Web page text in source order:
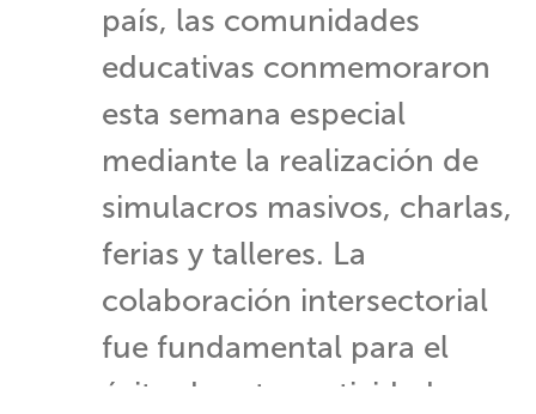
país, las comunidades
educativas conmemoraron
esta semana especial
mediante la realización de
simulacros masivos, charlas,
ferias y talleres. La
colaboración intersectorial
fue fundamental para el
éxito de estas actividades, en